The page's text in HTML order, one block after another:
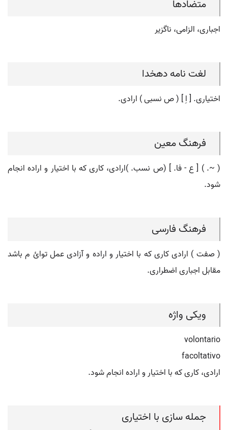
متضادها
اجباری، الزامی، ناگزیر
لغت نامه دهخدا
اختیاری. [ اِ ] ( ص نسبی ) ارادی.
فرهنگ معین
( ~. ) [ ع - فا. ] (ص نسب. )ارادی، کاری که با اختیار و اراده انجام
شود.
فرهنگ فارسی
( صفت ) ارادی کاری که با اختیار و اراده و آزادی عمل توائ م باشد
مقابل اجباری اضطراری.
ویکی واژه
volontario
facoltativo
ارادی، کاری که با اختیار و اراده انجام شود.
جمله سازی با اختیاری